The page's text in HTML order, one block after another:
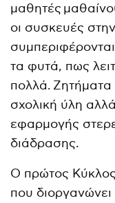
μαθητές
οι συσκευές
τα φυτά, πως
πολλά. Ζητήματα
σχολική ύλη
εφαρμογής
διάδρασης.
Ο πρώτος
που